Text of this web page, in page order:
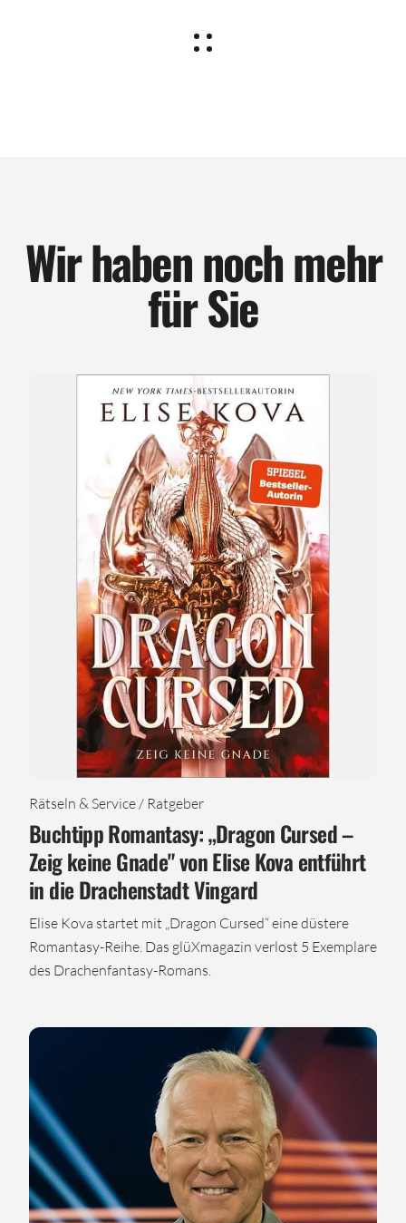
Wir haben noch mehr
für Sie
Rätseln & Service / Ratgeber
Buchtipp Romantasy: „Dragon Cursed –
Zeig keine Gnade" von Elise Kova entführt
in die Drachenstadt Vingard
Elise Kova startet mit „Dragon Cursed“ eine düstere
Romantasy-Reihe. Das glüXmagazin verlost 5 Exemplare
des Drachenfantasy-Romans.